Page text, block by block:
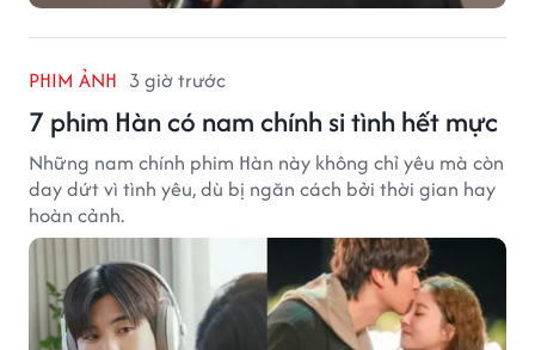
PHIM ẢNH 3 giờ trước
7 phim Hàn có nam chính si tình hết mực
Những nam chính phim Hàn này không chỉ yêu mà còn
day dứt vì tình yêu, dù bị ngăn cách bởi thời gian hay
hoàn cảnh.